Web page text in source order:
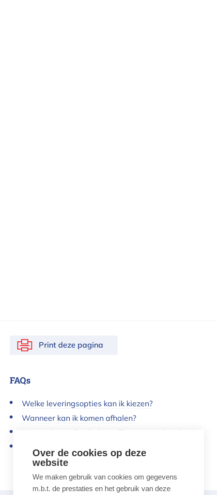
Print deze pagina
FAQs
Welke leveringsopties kan ik kiezen?
Wanneer kan ik komen afhalen?
Hoe snel mag ik mijn bestelling verwachten?
Waar kan ik de Track & Trace van mijn bestelling
volgen?
Over de cookies op deze
website
We maken gebruik van cookies om gegevens
m.b.t. de prestaties en het gebruik van deze